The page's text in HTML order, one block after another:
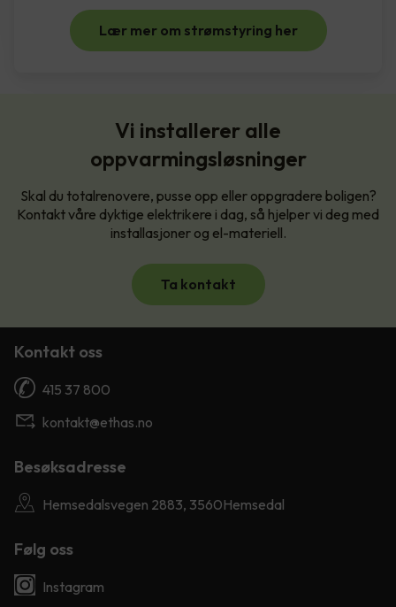
Lær mer om strømstyring her
Vi installerer alle
oppvarmingsløsninger
Skal du totalrenovere, pusse opp eller oppgradere boligen?
Kontakt våre dyktige elektrikere i dag, så hjelper vi deg med
installasjoner og el-materiell.
Ta kontakt
Kontakt oss
415 37 800
kontakt@ethas.no
Besøksadresse
Hemsedalsvegen 2883, 3560Hemsedal
Følg oss
Instagram